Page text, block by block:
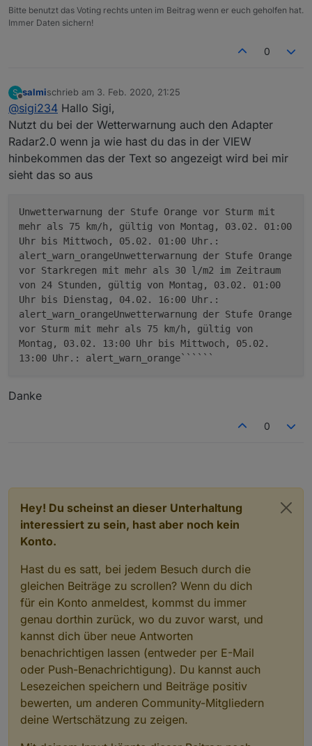
View_web_speedy_Sigi234.txt
Bitte benutzt das Voting rechts unten im Beitrag wenn er euch geholfen hat.
Immer Daten sichern!
0
S
Offline
salmischrieb am 3. Feb. 2020, 21:25
zuletzt editiert von
@sigi234 Hallo Sigi,
Nutzt du bei der Wetterwarnung auch den Adapter
Radar2.0 wenn ja wie hast du das in der VIEW
hinbekommen das der Text so angezeigt wird bei mir
sieht das so aus
Unwetterwarnung der Stufe Orange vor Sturm mit
mehr als 75 km/h, gültig von Montag, 03.02. 01:00
Uhr bis Mittwoch, 05.02. 01:00 Uhr.:
alert_warn_orangeUnwetterwarnung der Stufe Orange
vor Starkregen mit mehr als 30 l/m2 im Zeitraum
von 24 Stunden, gültig von Montag, 03.02. 01:00
Uhr bis Dienstag, 04.02. 16:00 Uhr.:
alert_warn_orangeUnwetterwarnung der Stufe Orange
vor Sturm mit mehr als 75 km/h, gültig von
Montag, 03.02. 13:00 Uhr bis Mittwoch, 05.02.
13:00 Uhr.: alert_warn_orange``````
Danke
0
Hey! Du scheinst an dieser Unterhaltung
interessiert zu sein, hast aber noch kein
Konto.
Hast du es satt, bei jedem Besuch durch die
gleichen Beiträge zu scrollen? Wenn du dich
für ein Konto anmeldest, kommst du immer
genau dorthin zurück, wo du zuvor warst, und
kannst dich über neue Antworten
benachrichtigen lassen (entweder per E-Mail
oder Push-Benachrichtigung). Du kannst auch
Lesezeichen speichern und Beiträge positiv
bewerten, um anderen Community-Mitgliedern
deine Wertschätzung zu zeigen.